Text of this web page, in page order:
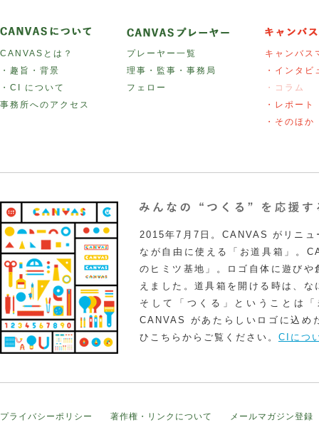
CANVASとは？
・趣旨・背景
・CI について
事務所へのアクセス
プレーヤー一覧
理事・監事・事務局
フェロー
キャンバス
・インタビ
・コラム
・レポート
・そのほか
2015年7月7日。CANVAS がリニュ
なが自由に使える「お道具箱」。
のヒミツ基地」。ロゴ自体に遊び
えました。道具箱を開ける時は、
そして「つくる」ということは
CANVAS があたらしいロゴに込め
ひこちらからご覧ください。 CIにつ
プライバシーポリシー 著作権・リンクについて メールマガジン登録